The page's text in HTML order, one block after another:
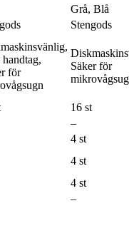
Grå, Blå
Stengods
för
Säker för
16 st
–
4 st
4 st
4 st
–